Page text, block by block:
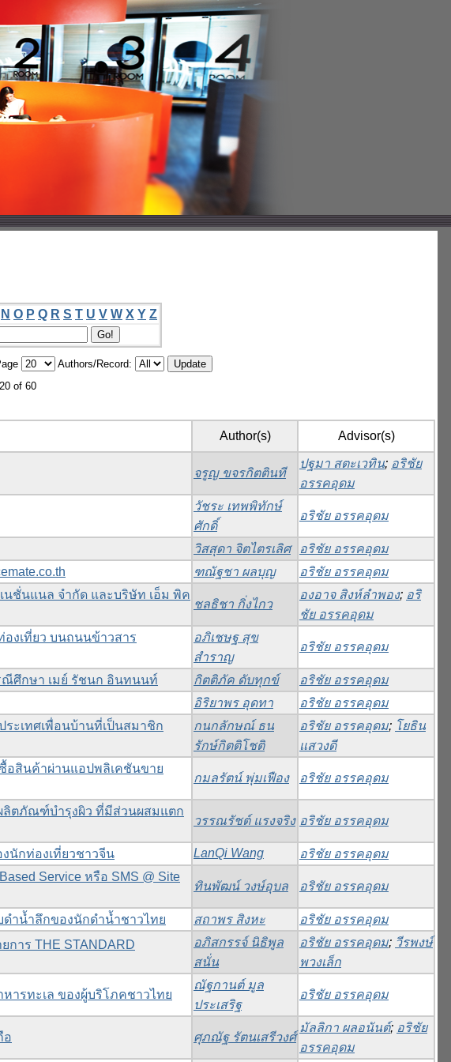
N O P Q R S T U V W X Y Z
Authors/Record:
of 60
Author(s) Advisor(s)
จรูญ ขจรกิตตินที
ปฐมา สตะเวทิน; อริชัย
อรรคอุดม
วัชระ เทพพิทักษ์
ศักดิ์
อริชัย อรรคอุดม
วิสสุดา จิตไตรเลิศ
อริชัย อรรคอุดม
ฑณัฐชา ผลบุญ อริชัย อรรคอุดม
ชั่นแนล จำกัด และบริษัท เอ็ม พิค
ชลธิชา กิ่งไกว
องอาจ สิงห์ลำพอง; อริ
ชัย อรรคอุดม
งเที่ยว บนถนนข้าวสาร
อภิเชษฐ สุข
สำราญ
อริชัย อรรคอุดม
ศึกษา เมย์ รัชนก อินทนนท์ กิตติภัค ดับทุกข์
อริชัย อรรคอุดม
อิริยาพร อุดทา อริชัย อรรคอุดม
ะเทศเพื่อนบ้านที่เป็นสมาชิก
กนกลักษณ์ ธน
รักษ์กิตติโชติ
อริชัย อรรคอุดม; โยธิน
แสวงดี
อสินค้าผ่านแอปพลิเคชันขาย
กมลรัตน์ พุ่มเฟือง อริชัย อรรคอุดม
ลิตภัณฑ์บำรุงผิว ที่มีส่วนผสมแตก
วรรณรัชต์ แรงจริง อริชัย อรรคอุดม
นักท่องเที่ยวชาวจีน LanQi Wang อริชัย อรรคอุดม
Service หรือ SMS @ Site
ทินพัฒน์ วงษ์อุบล อริชัย อรรคอุดม
ดำน้ำลึกของนักดำน้ำชาวไทย สถาพร สิงหะ อริชัย อรรคอุดม
าร THE STANDARD
อภิสกรรจ์ นิธิพูล
สนั่น
อริชัย อรรคอุดม; วีรพงษ์
พวงเล็ก
ารทะเล ของผู้บริโภคชาวไทย
ณัฐกานต์ มูล
ประเสริฐ
อริชัย อรรคอุดม
อ ศุภณัฐ รัตนเสรีวงศ์
มัลลิกา ผลอนันต์; อริชัย
อรรคอุดม